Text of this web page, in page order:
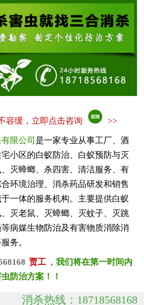
容缓，立即点击咨询 >>
限公司 是一家专业从事工厂、酒
小区的白蚁防治、白蚁预防与灭
灭蟑螂、杀四害、清洁服务、有
环境治理、消杀药品研发和销售
一体的服务机构。主要提供白蚁
灭老鼠、灭蟑螂、灭蚊子、灭跳
病媒生物防治及有害物质消除消
务。
贾工 ， 我们将在第一时间内
防治方案！！
消杀热线：18718568168